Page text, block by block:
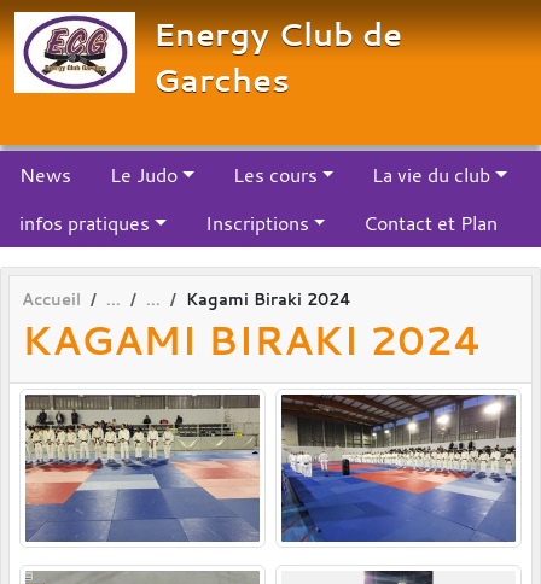
Energy Club de
Garches
News Le Judo Les cours
La vie du club
infos pratiques
Inscriptions Contact et Plan
Accueil Kagami Biraki 2024
KAGAMI BIRAKI 2024
Panneau de gestion des cookies